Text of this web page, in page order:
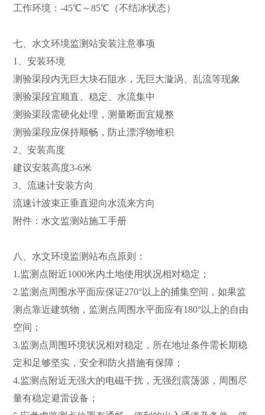
工作环境：-45℃～85℃（不结冰状态）
七、水文环境监测站安装注意事项
1、安装环境
测验渠段内无巨大块石阻水，无巨大漩涡、乱流等现象
测验渠段宜顺直、稳定、水流集中
测验渠段需硬化处理，测量断面宜规整
测验渠段应保持顺畅，防止漂浮物堆积
2、安装高度
建议安装高度3-6米
3、流速计安装方向
流速计波束正垂直迎向水流来方向
附件：水文监测站施工手册
八、水文环境监测站布点原则：
1.监测点附近1000米内土地使用状况相对稳定；
2.监测点周围水平面应保证270°以上的捕集空间，如果监
测点靠近建筑物，监测点周围水平面应有180°以上的自由
空间；
3.监测点周围环境状况相对稳定，所在地址条件需长期稳
定和足够坚实，安全和防火措施有保障；
4.监测点附近无强大的电磁干扰，无强烈震荡源，周围尽
量有稳定避雷设备；